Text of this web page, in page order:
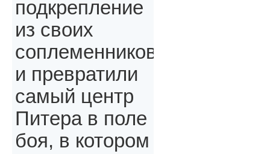
подкрепление
из своих
соплеменников
и превратили
самый центр
Питера в поле
боя, в котором